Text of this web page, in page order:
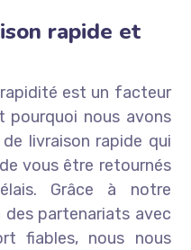
rapide et
est un facteur
pourquoi nous avons
livraison rapide qui
vous être retournés
Grâce à notre
partenariats avec
fiables, nous nous